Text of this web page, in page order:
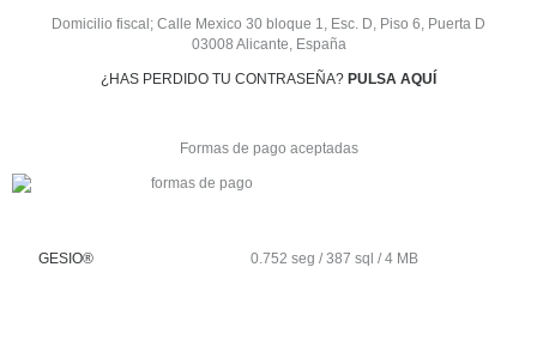
Domicilio fiscal; Calle Mexico 30 bloque 1, Esc. D, Piso 6, Puerta D
03008 Alicante, España
¿HAS PERDIDO TU CONTRASEÑA? PULSA AQUÍ
Formas de pago aceptadas
GESIO® 0.752 seg /387 sql / 4 MB